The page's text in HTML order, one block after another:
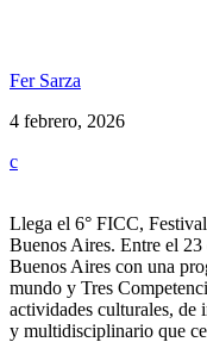
Fer Sarza
4 febrero, 2026
Llega el 6° FICC,
Buenos Aires. Entre el 23
Buenos Aires con una
mundo y Tres
actividades culturales,
y multidisciplinario que